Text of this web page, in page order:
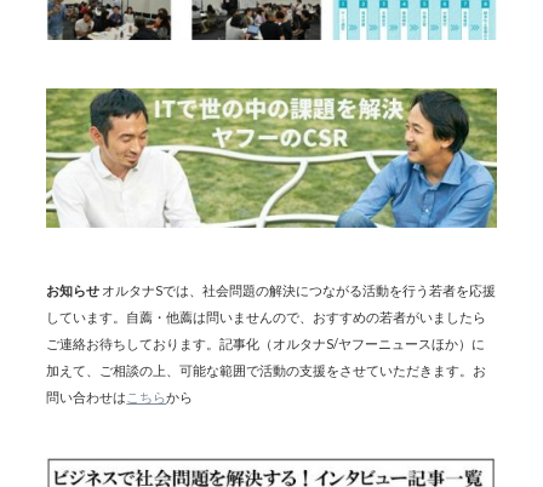
お知らせ オルタナSでは、社会問題の解決につながる活動を行う若者を応援
しています。自薦・他薦は問いませんので、おすすめの若者がいましたら
ご連絡お待ちしております。記事化（オルタナS/ヤフーニュースほか）に
加えて、ご相談の上、可能な範囲で活動の支援をさせていただきます。お
問い合わせは こちらから